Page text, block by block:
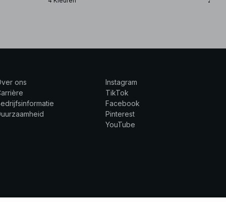
ons
Instagram
TikTok
Facebook
Pinterest
YouTube